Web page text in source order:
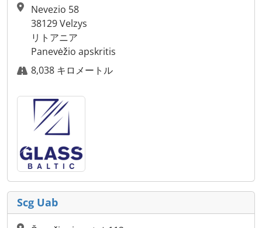
Nevezio 58
38129 Velzys
リトアニア
Panevėžio apskritis
8,038 キロメートル
Scg Uab